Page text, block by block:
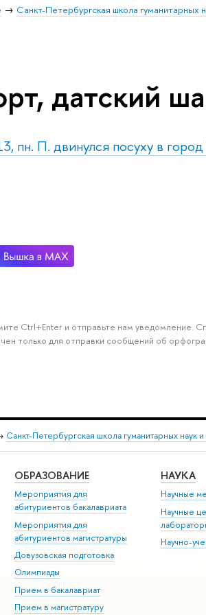
Санкт-Петербургская школа гуманитарных
датский
пн. П. двинулся посуху в
Ctrl+Enter и отправьте нам уведомление.
только для отправки сообщений об
Санкт-Петербургская школа гуманитарных наук и
ОБРАЗОВАНИЕ
Мероприятия для
абитуриентов бакалавриата
Мероприятия для
абитуриентов магистратуры
Довузовская подготовка
Олимпиады
Прием в бакалавриат
Прием в магистратуру
НАУКА
Научные
Научные
Научно-